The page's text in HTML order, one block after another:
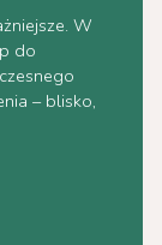
W
do
– blisko,